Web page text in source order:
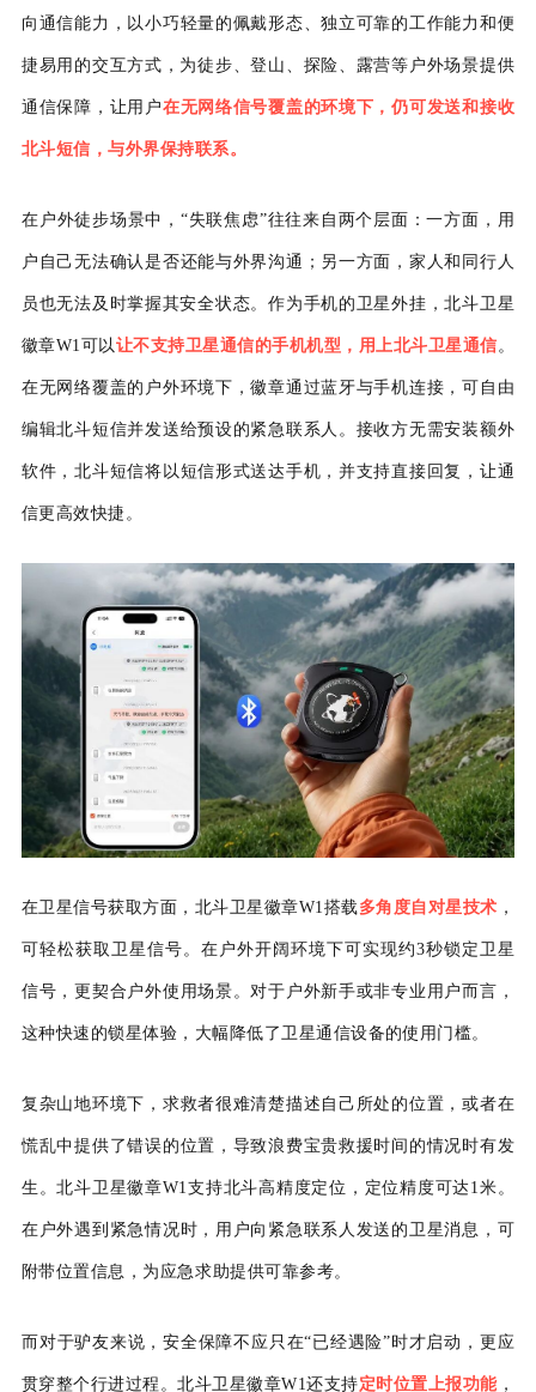
向通信能力 ， 以小巧轻量的佩戴形态、独立可靠的工作能力和便
捷易用的交互方式，为徒步、登山、 探险、 露营等户外场景提供
通信保障，让用户在无网络信号覆盖的环境下，仍可发送和接收
北斗短信 ，与外界保持联系。
在户外徒步场景中， “失联焦虑”往往来自两个层面：一方面，用
户自己无法确认是否还能与外界沟通；另一方面，家人和同行人
员也无法及时掌握其安全状态。作为手机的卫星外挂 ，北斗卫星
徽章W1 可以 让不支持卫星通信的手机机型，用上北斗卫星通信 。
在无网络覆盖的户外环境下，徽章通过蓝牙与手机连接，可 自由
编辑北斗短信并发送给预设的紧急联系人 。接收方无需安装额外
软件，北斗短信将以短信形式送达手机，并支持直接 回复，让通
信更高效快捷。
在卫星信号获取方面， 北斗卫星徽章W1 搭载 多角度自对星技术 ，
可轻松获取卫星信号。 在户外开阔环境下可实现约3秒锁定卫星
信号，更契合户外使用场景。 对于户外新手或非专业用户而言，
这种快速的锁星体验，大幅 降低了卫星通信设备的使用门槛。
复杂山地环境下， 求救者很难清楚描述自己所处的位置，或者在
慌乱中提供了错误的位置，导致浪费宝贵救援时间的情况时有发
生。北斗卫星徽章W1 支持北斗高精度定位， 定位精度可达1 米 。
在户外遇到紧急情况时，用户向紧急 联系人发送的卫星消息，可
附带位置信息 ， 为应急求助提供可靠参考。
而对于驴友来说，安全保障不应只在“已经遇险”时才启动，更应
贯穿整个行进过程。北斗卫星徽章W1还支持定时位置上报功能，